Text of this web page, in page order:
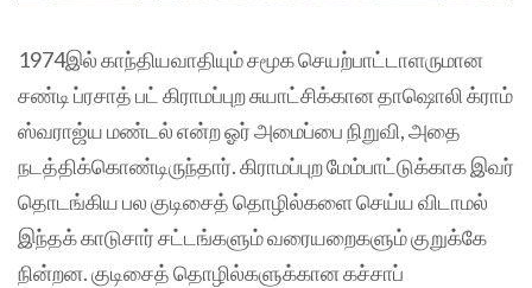
1974இல் காந்தியவாதியும் சமூக செயற்பாட்டாளருமான
சண்டி ப்ரசாத் பட் கிராமப்புற சுயாட்சிக்கான தாஷொலி க்ராம்
ஸ்வராஜ்ய மண்டல் என்ற ஓர் அமைப்பை நிறுவி, அதை
நடத்திக்கொண்டிருந்தார். கிராமப்புற மேம்பாட்டுக்காக இவர்
தொடங்கிய பல குடிசைத் தொழில்களை செய்ய விடாமல்
இந்தக் காடுசார் சட்டங்களும் வரையறைகளும் குறுக்கே
நின்றன. குடிசைத் தொழில்களுக்கான கச்சாப்